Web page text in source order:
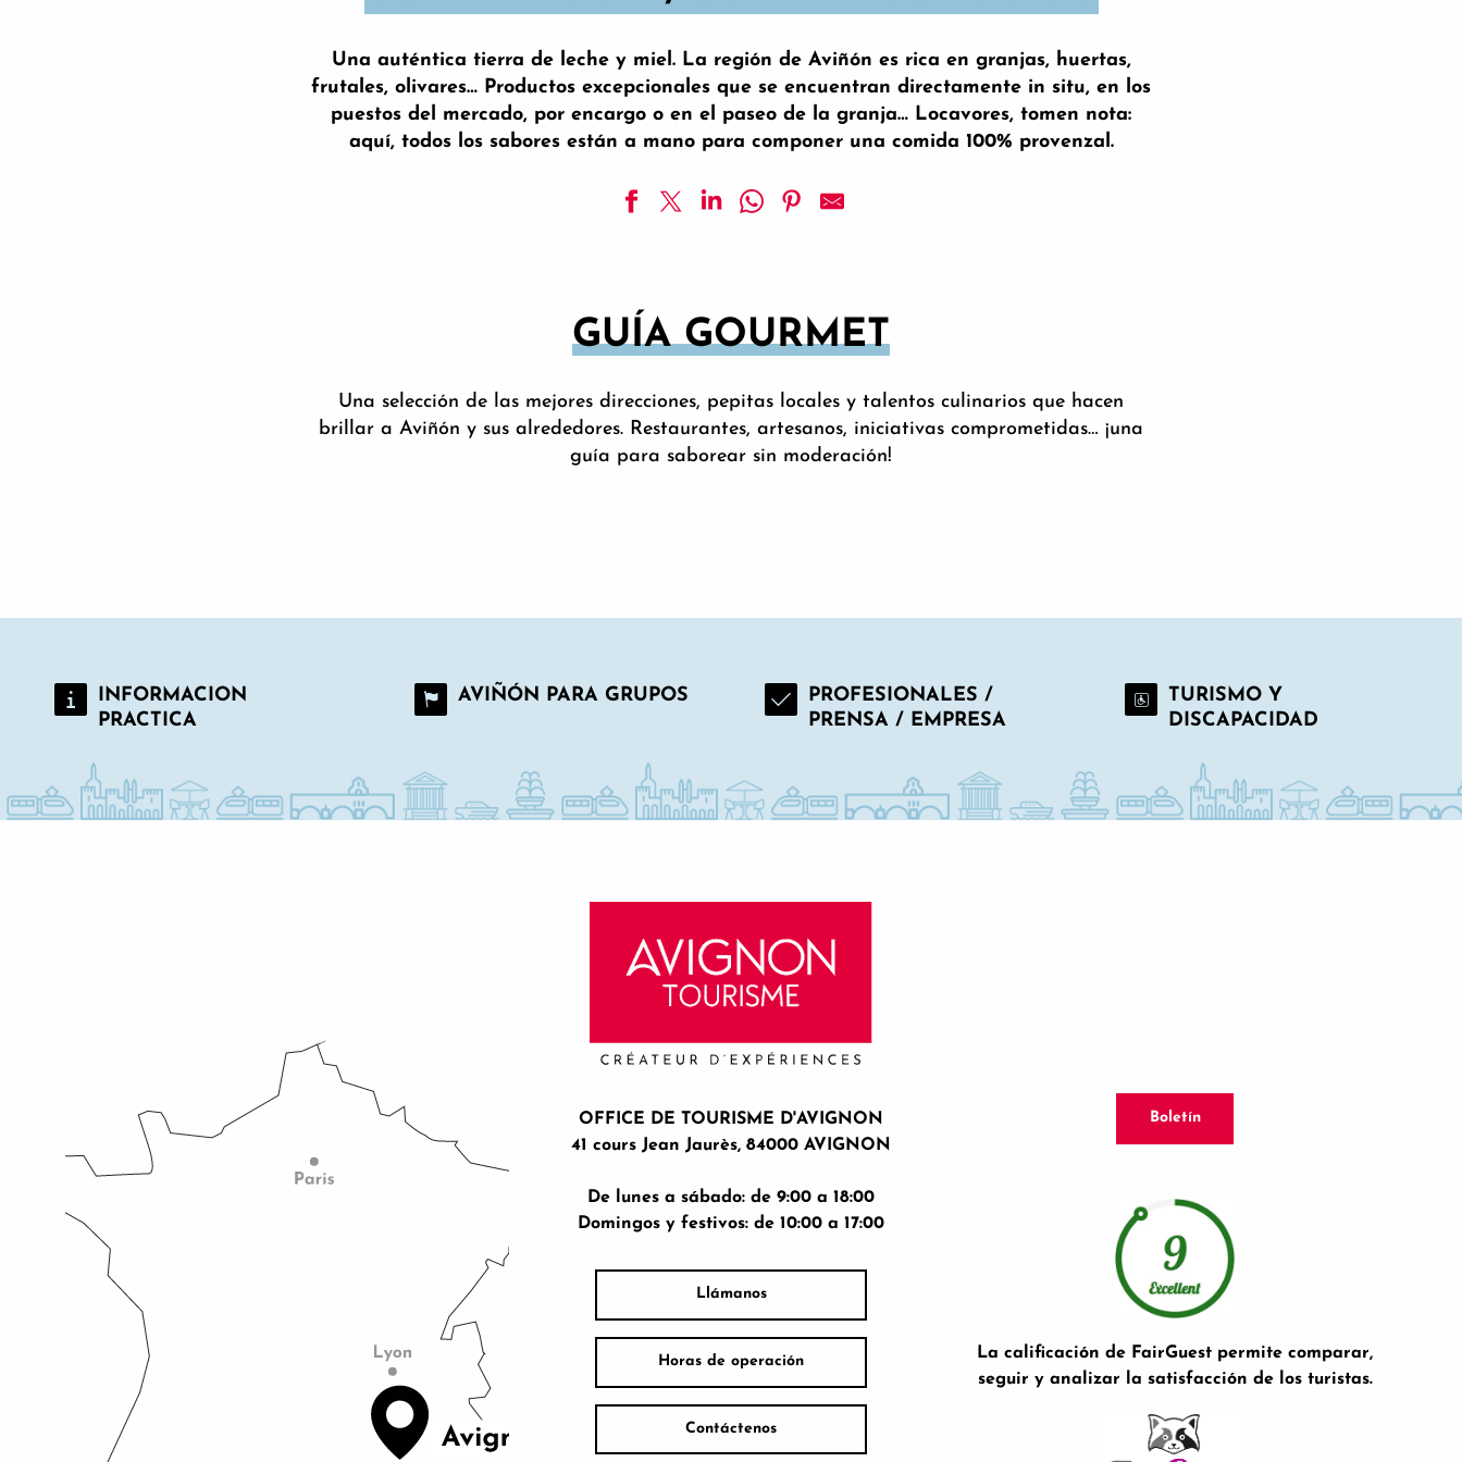
Una auténtica tierra de leche y miel. La región de Aviñón es rica en granjas, huertas,
frutales, olivares… Productos excepcionales que se encuentran directamente in situ, en los
puestos del mercado, por encargo o en el paseo de la granja… Locavores, tomen nota:
aquí, todos los sabores están a mano para componer una comida 100% provenzal.
Brasserie de La Table Hot - Bar de vinos
GUÍA GOURMET
Una selección de las mejores direcciones, pepitas locales y talentos culinarios que hacen
brillar a Aviñón y sus alrededores. Restaurantes, artesanos, iniciativas comprometidas… ¡una
guía para saborear sin moderación!
INFORMACION
PRACTICA
AVIÑÓN PARA GRUPOS
PROFESIONALES /
PRENSA / EMPRESA
TURISMO Y
DISCAPACIDAD
OFFICE DE TOURISME D'AVIGNON
41 cours Jean Jaurès, 84000 AVIGNON
De lunes a sábado: de 9:00 a 18:00
Domingos y festivos: de 10:00 a 17:00
Llámanos
Horas de operación
Contáctenos
Boletín
La calificación de FairGuest permite comparar,
seguir y analizar la satisfacción de los turistas.